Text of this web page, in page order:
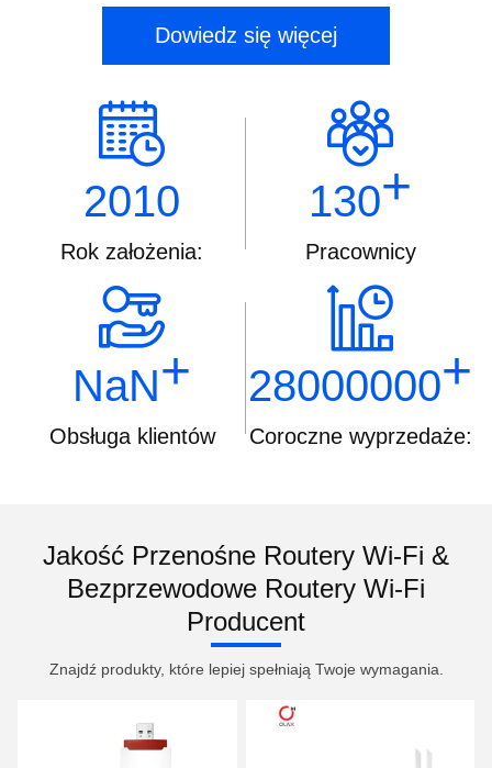
Dowiedz się więcej
2010
Rok założenia:
130+
Pracownicy
NaN+
Obsługa klientów
28000000+
Coroczne wyprzedaże:
Jakość Przenośne Routery Wi-Fi &
Bezprzewodowe Routery Wi-Fi
Producent
Znajdź produkty, które lepiej spełniają Twoje wymagania.